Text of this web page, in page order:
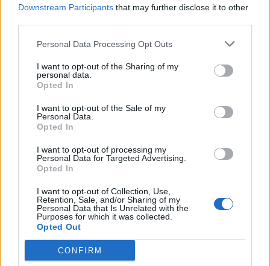
Downstream Participants that may further disclose it to other
Personal Data Processing Opt Outs
I want to opt-out of the Sharing of my
personal data.
Opted In
I want to opt-out of the Sale of my
Personal Data.
Opted In
I want to opt-out of processing my
Personal Data for Targeted Advertising.
Opted In
I want to opt-out of Collection, Use,
Retention, Sale, and/or Sharing of my
Personal Data that Is Unrelated with the
Purposes for which it was collected.
Opted Out
CONFIRM